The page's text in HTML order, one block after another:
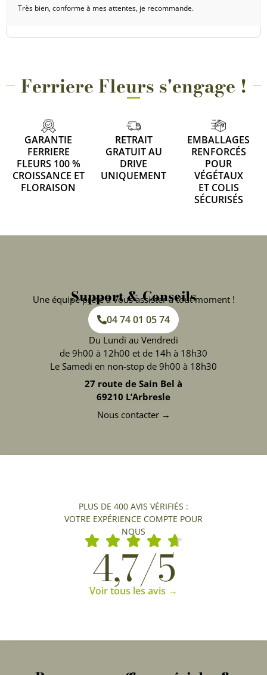
Très bien, conforme à mes attentes, je recommande.
Ferriere Fleurs s'engage !
GARANTIE
FERRIERE
FLEURS 100 %
CROISSANCE ET
FLORAISON
RETRAIT
GRATUIT AU
DRIVE
UNIQUEMENT
EMBALLAGES
RENFORCÉS
POUR
VÉGÉTAUX
ET COLIS
SÉCURISÉS
Support & Conseils
Une équipe prête à vous assister à tout moment !
04 74 01 05 74
Du Lundi au Vendredi
de 9h00 à 12h00 et de 14h à 18h30
Le Samedi en non-stop de 9h00 à 18h30
27 route de Sain Bel à
69210 L’Arbresle
Nous contacter →
PLUS DE 400 AVIS VÉRIFIÉS :
VOTRE EXPÉRIENCE COMPTE POUR
NOUS
4,7/5
Voir tous les avis →